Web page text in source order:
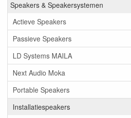
Speakers & Speakersystemen
Actieve Speakers
Passieve Speakers
LD Systems MAILA
Next Audio Moka
Portable Speakers
Installatiespeakers